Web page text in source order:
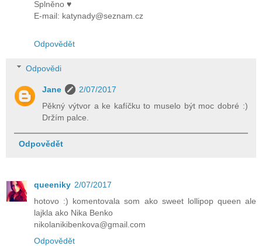
Splněno ♥
E-mail: katynady@seznam.cz
Odpovědět
Odpovědi
Jane
2/07/2017
Pěkný výtvor a ke kafíčku to muselo být moc dobré :)
Držím palce.
Odpovědět
queeniky 2/07/2017
hotovo :) komentovala som ako sweet lollipop queen ale
lajkla ako Nika Benko
nikolanikibenkova@gmail.com
Odpovědět